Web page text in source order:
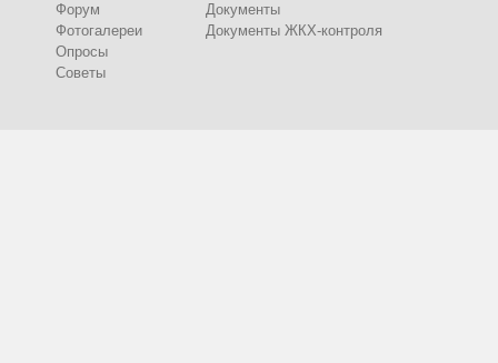
Форум
Фотогалереи
Опросы
Советы
Документы
Документы ЖКХ-контроля